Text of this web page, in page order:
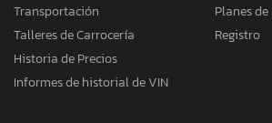
Transportación
Talleres de Carrocería
Historia de Precios
Informes de historial de VIN
Planes
Registro